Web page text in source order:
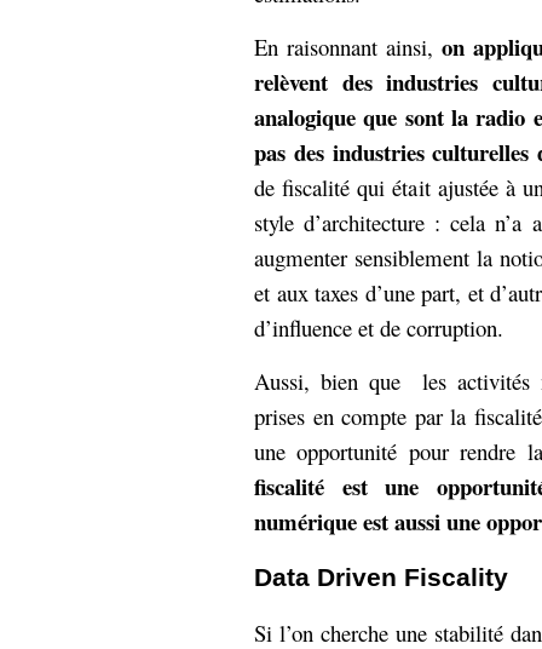
En raisonnant ainsi, on
relèvent des industries
analogique que sont la radio
pas des industries
de fiscalité qui était ajustée à
style d’architecture : cela n’a
augmenter sensiblement la
et aux taxes d’une part, et
d’influence et de corruption.
Aussi, bien que les activités
prises en compte par la
une opportunité pour rendre
fiscalité est une
numérique est aussi une
Data Driven Fiscality
Si l’on cherche une stabilité